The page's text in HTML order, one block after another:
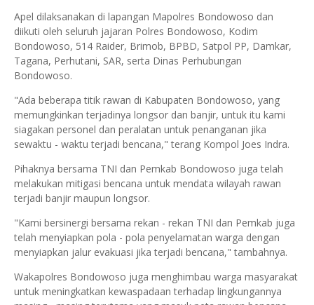
Apel dilaksanakan di lapangan Mapolres Bondowoso dan
diikuti oleh seluruh jajaran Polres Bondowoso, Kodim
Bondowoso, 514 Raider, Brimob, BPBD, Satpol PP, Damkar,
Tagana, Perhutani, SAR, serta Dinas Perhubungan
Bondowoso.
"Ada beberapa titik rawan di Kabupaten Bondowoso, yang
memungkinkan terjadinya longsor dan banjir, untuk itu kami
siagakan personel dan peralatan untuk penanganan jika
sewaktu - waktu terjadi bencana," terang Kompol Joes Indra.
Pihaknya bersama TNI dan Pemkab Bondowoso juga telah
melakukan mitigasi bencana untuk mendata wilayah rawan
terjadi banjir maupun longsor.
"Kami bersinergi bersama rekan - rekan TNI dan Pemkab juga
telah menyiapkan pola - pola penyelamatan warga dengan
menyiapkan jalur evakuasi jika terjadi bencana," tambahnya.
Wakapolres Bondowoso juga menghimbau warga masyarakat
untuk meningkatkan kewaspadaan terhadap lingkungannya